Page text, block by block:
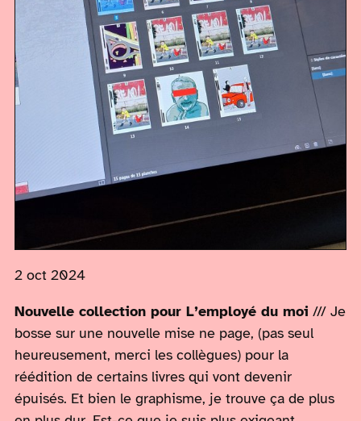
2 oct 2024
Nouvelle collection pour L’employé du moi /// Je
bosse sur une nouvelle mise ne page, (pas seul
heureusement, merci les collègues) pour la
réédition de certains livres qui vont devenir
épuisés. Et bien le graphisme, je trouve ça de plus